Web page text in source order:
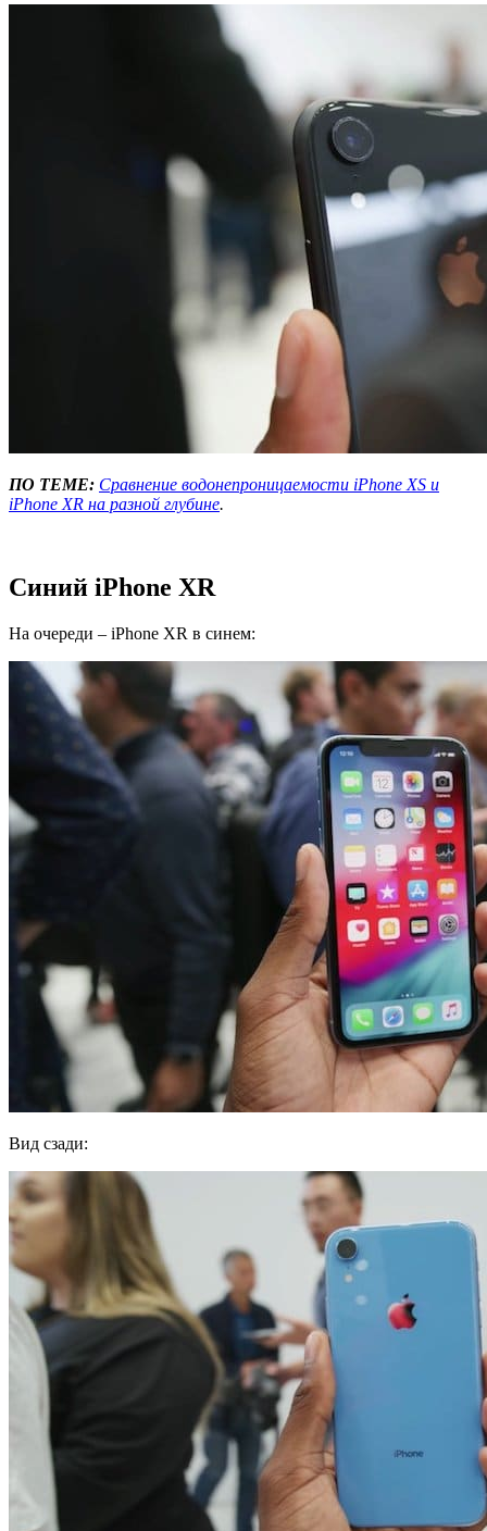
ПО ТЕМЕ: Сравнение водонепроницаемости iPhone XS и
iPhone XR на разной глубине.
Синий iPhone XR
На очереди – iPhone XR в синем:
Вид сзади: